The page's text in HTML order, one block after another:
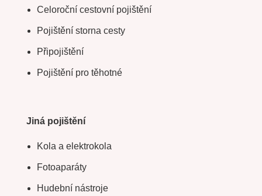
Celoroční cestovní pojištění
Pojištění storna cesty
Připojištění
Pojištění pro těhotné
Jiná pojištění
Kola a elektrokola
Fotoaparáty
Hudební nástroje